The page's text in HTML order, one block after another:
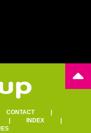
CONTACT|
INDEX|